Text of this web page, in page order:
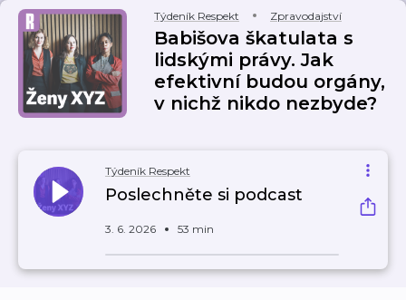
Týdeník Respekt Zpravodajství
Babišova škatulata s
lidskými právy. Jak
efektivní budou orgány,
v nichž nikdo nezbyde?
Týdeník Respekt
Poslechněte si podcast
3. 6. 2026 53 min